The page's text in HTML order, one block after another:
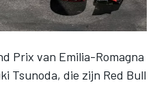
Prix van Emilia-Romagna
Tsunoda, die zijn Red Bull